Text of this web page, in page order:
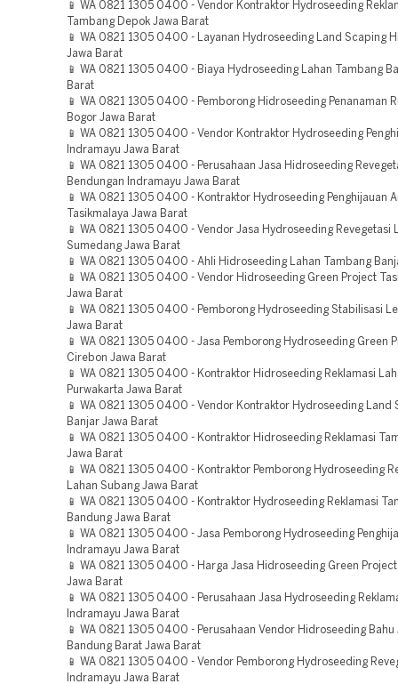
📱 WA 0821 1305 0400 - Vendor Kontraktor Hydroseeding
Tambang Depok Jawa Barat
📱 WA 0821 1305 0400 - Layanan Hydroseeding Land Scaping
Jawa Barat
📱 WA 0821 1305 0400 - Biaya Hydroseeding Lahan Tambang
Barat
📱 WA 0821 1305 0400 - Pemborong Hidroseeding Penanaman
Bogor Jawa Barat
📱 WA 0821 1305 0400 - Vendor Kontraktor Hydroseeding
Indramayu Jawa Barat
📱 WA 0821 1305 0400 - Perusahaan Jasa Hidroseeding
Bendungan Indramayu Jawa Barat
📱 WA 0821 1305 0400 - Kontraktor Hydroseeding Penghijauan
Tasikmalaya Jawa Barat
📱 WA 0821 1305 0400 - Vendor Jasa Hydroseeding Revegetasi
Sumedang Jawa Barat
📱 WA 0821 1305 0400 - Ahli Hidroseeding Lahan Tambang
📱 WA 0821 1305 0400 - Vendor Hidroseeding Green Project
Jawa Barat
📱 WA 0821 1305 0400 - Pemborong Hydroseeding Stabilisasi
Jawa Barat
📱 WA 0821 1305 0400 - Jasa Pemborong Hydroseeding Green
Cirebon Jawa Barat
📱 WA 0821 1305 0400 - Kontraktor Hidroseeding Reklamasi
Purwakarta Jawa Barat
📱 WA 0821 1305 0400 - Vendor Kontraktor Hydroseeding Land
Banjar Jawa Barat
📱 WA 0821 1305 0400 - Kontraktor Hidroseeding Reklamasi
Jawa Barat
📱 WA 0821 1305 0400 - Kontraktor Pemborong Hydroseeding
Lahan Subang Jawa Barat
📱 WA 0821 1305 0400 - Kontraktor Hydroseeding Reklamasi
Bandung Jawa Barat
📱 WA 0821 1305 0400 - Jasa Pemborong Hydroseeding
Indramayu Jawa Barat
📱 WA 0821 1305 0400 - Harga Jasa Hidroseeding Green
Jawa Barat
📱 WA 0821 1305 0400 - Perusahaan Jasa Hydroseeding
Indramayu Jawa Barat
📱 WA 0821 1305 0400 - Perusahaan Vendor Hidroseeding Bahu
Bandung Barat Jawa Barat
📱 WA 0821 1305 0400 - Vendor Pemborong Hydroseeding
Indramayu Jawa Barat